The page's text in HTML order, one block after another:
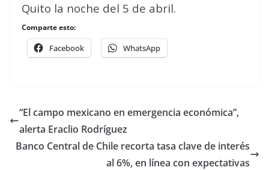
Quito la noche del 5 de abril.
Comparte esto:
Facebook WhatsApp
“El campo mexicano en emergencia económica”,
alerta Eraclio Rodríguez
Banco Central de Chile recorta tasa clave de interés
al 6%, en línea con expectativas